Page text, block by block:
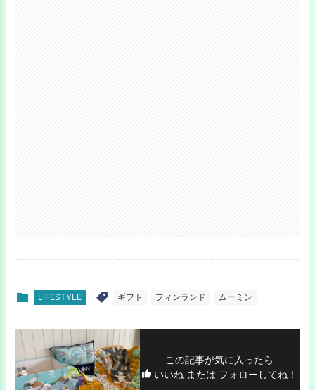
LIFESTYLE ギフト フィンランド ムーミン
この記事が気に入ったら
いいね または フォローしてね！